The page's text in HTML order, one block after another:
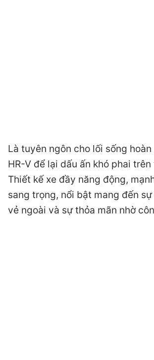
Là tuyên ngôn cho lối sống hoàn
HR-V để lại dấu ấn khó phai
Thiết kế xe đầy năng động,
sang trọng, nổi bật mang đến
vẻ ngoài và sự thỏa mãn nhờ